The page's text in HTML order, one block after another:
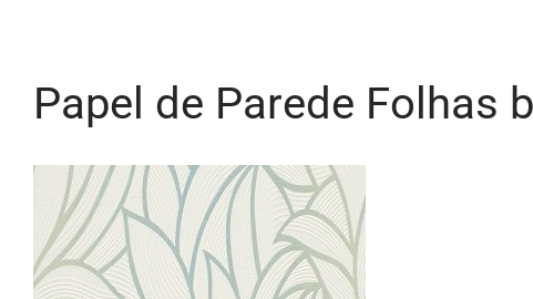
Papel de Parede Folhas